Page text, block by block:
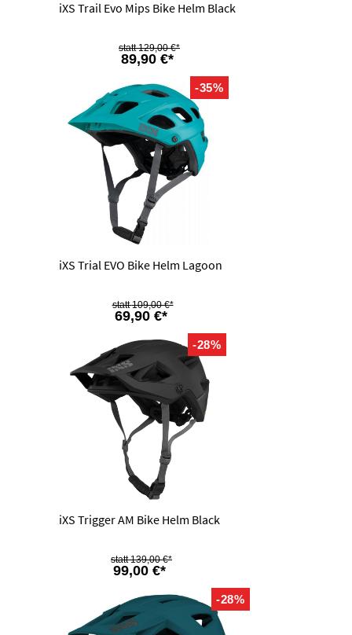
iXS Trail Evo Mips Bike Helm Black
89,90 €*
129,00 €*
-35%
iXS Trial EVO Bike Helm Lagoon
69,90 €*
109,00 €*
-28%
iXS Trigger AM Bike Helm Black
99,00 €*
139,00 €*
-28%